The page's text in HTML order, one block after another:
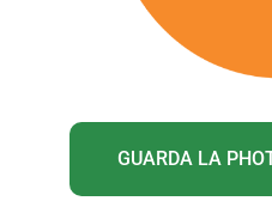
GUARDA LA